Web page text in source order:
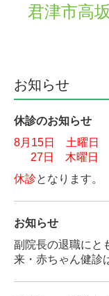
君津市高
お知らせ
休診のお知らせ
8月15日 土曜日
27日 木曜日
休診となります。
お知らせ
副院長の退職にと
来・ 赤ちゃん健診